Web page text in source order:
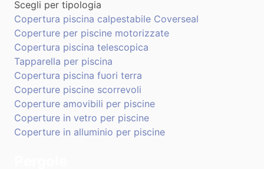
Scegli per tipologia
Copertura piscina calpestabile Coverseal
Coperture per piscine motorizzate
Copertura piscina telescopica
Tapparella per piscina
Copertura piscina fuori terra
Coperture piscine scorrevoli
Coperture amovibili per piscine
Coperture in vetro per piscine
Coperture in alluminio per piscine